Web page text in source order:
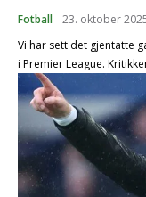
Fotball 23. oktober
Vi har sett det gjentatte
i Premier League.